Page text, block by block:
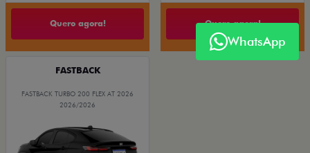
Quero agora! Quero agora!
FASTBACK
FASTBACK TURBO 200 FLEX AT 2026
2026/2026
WhatsApp